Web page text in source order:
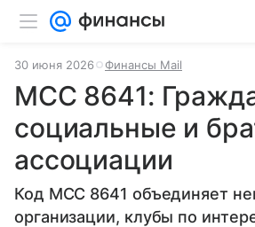
30 июня 2026 Финансы Mail
MCC 8641:
социальные и
ассоциации
Код MCC 8641 объединяет
организации, клубы по